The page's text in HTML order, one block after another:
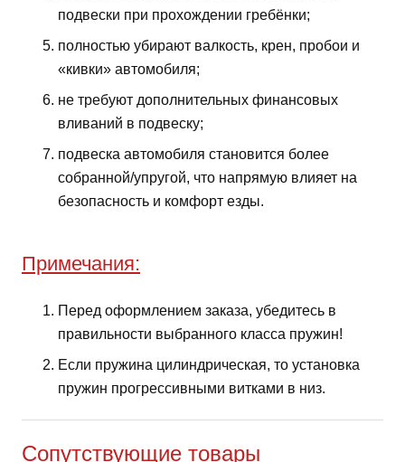
подвески при прохождении гребёнки;
полностью убирают валкость, крен, пробои и
«кивки» автомобиля;
не требуют дополнительных финансовых
вливаний в подвеску;
подвеска автомобиля становится более
собранной/упругой, что напрямую влияет на
безопасность и комфорт езды.
Примечания:
Перед оформлением заказа, убедитесь в
правильности выбранного класса пружин!
Если пружина цилиндрическая, то установка
пружин прогрессивными витками в низ.
Сопутствующие товары